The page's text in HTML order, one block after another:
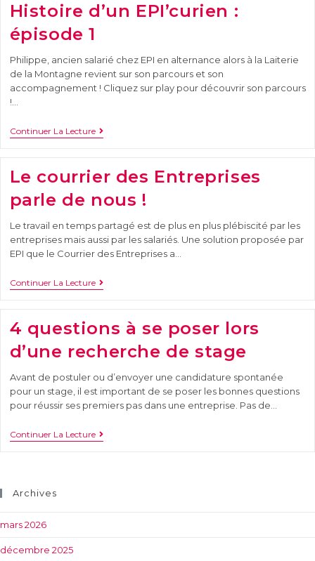
Histoire d’un EPI’curien :
épisode 1
Philippe, ancien salarié chez EPI en alternance alors à la Laiterie
de la Montagne revient sur son parcours et son
accompagnement ! Cliquez sur play pour découvrir son parcours
!…
Continuer La Lecture
Le courrier des Entreprises
parle de nous !
Le travail en temps partagé est de plus en plus plébiscité par les
entreprises mais aussi par les salariés. Une solution proposée par
EPI que le Courrier des Entreprises a…
Continuer La Lecture
4 questions à se poser lors
d’une recherche de stage
Avant de postuler ou d’envoyer une candidature spontanée
pour un stage, il est important de se poser les bonnes questions
pour réussir ses premiers pas dans une entreprise. Pas de…
Continuer La Lecture
Archives
mars 2026
décembre 2025